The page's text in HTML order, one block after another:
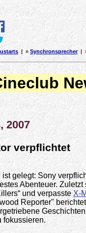
| » Synchronsprecher|
2007
verpflichtet
gelegt: Sony
Abenteuer.
und verpassteX-
Reporter"
fokussieren.